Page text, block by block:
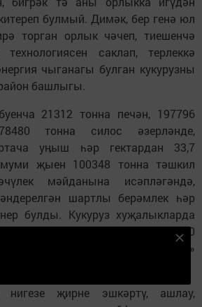
булмый. Димәк, бер генә юл
торган орлык чәчеп, тиешенчә
саклап, терлеккә
чыганагы булган кукурузны
башлыгы.
21312 тонна печән, 197796
тонна силос әзерләнде,
уӊыш һәр гектардан 33,7
җыен 100348 тонна тәшкил
мәйданына исәпләгәндә,
шартлы берәмлек һәр
булды. Кукуруз хуҗалыкларда
мәйданда чәчелде, шуның 1800
тәгаенләнде, әмма бары «Алга»
кукуруз орлыкка алынды.
нигезе җирне эшкәртү, ашлау,